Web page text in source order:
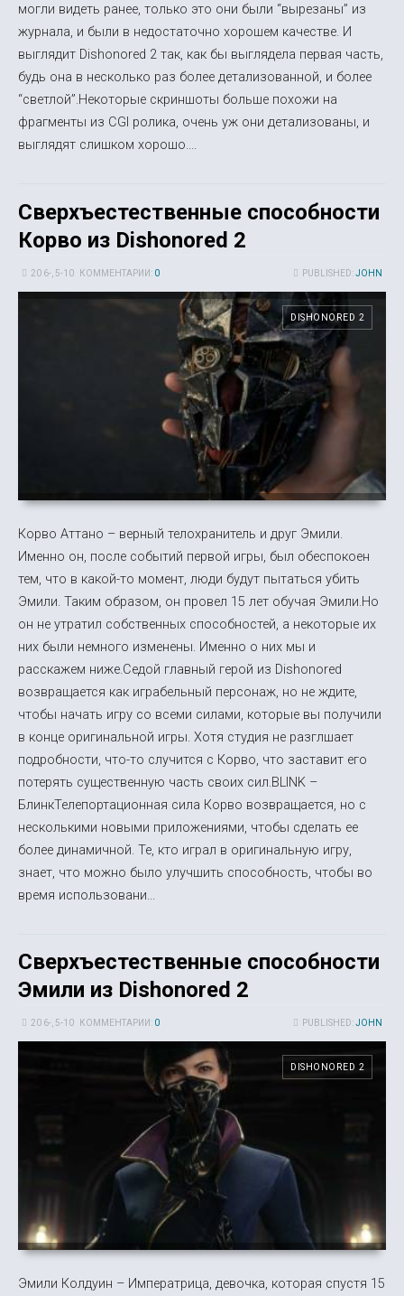
могли видеть ранее, только это они были “вырезаны” из
журнала, и были в недостаточно хорошем качестве. И
выглядит Dishonored 2 так, как бы выглядела первая часть,
будь она в несколько раз более детализованной, и более
“светлой”.Некоторые скриншоты больше похожи на
фрагменты из CGI ролика, очень уж они детализованы, и
выглядят слишком хорошо....
Сверхъестественные способности
Корво из Dishonored 2
PUBLISHED:JOHN
20 6-, 5-10 КОММЕНТАРИИ: 0
DISHONORED 2
Корво Аттано – верный телохранитель и друг Эмили.
Именно он, после событий первой игры, был обеспокоен
тем, что в какой-то момент, люди будут пытаться убить
Эмили. Таким образом, он провел 15 лет обучая Эмили.Но
он не утратил собственных способностей, а некоторые их
них были немного изменены. Именно о них мы и
расскажем ниже.Седой главный герой из Dishonored
возвращается как играбельный персонаж, но не ждите,
чтобы начать игру со всеми силами, которые вы получили
в конце оригинальной игры. Хотя студия не разглшает
подробности, что-то случится с Корво, что заставит его
потерять существенную часть своих сил.BLINK –
БлинкТелепортационная сила Корво возвращается, но с
несколькими новыми приложениями, чтобы сделать ее
более динамичной. Те, кто играл в оригинальную игру,
знает, что можно было улучшить способность, чтобы во
время использовани...
Сверхъестественные способности
Эмили из Dishonored 2
PUBLISHED:JOHN
20 6-, 5-10 КОММЕНТАРИИ: 0
DISHONORED 2
Эмили Колдуин – Императрица, девочка, которая спустя 15